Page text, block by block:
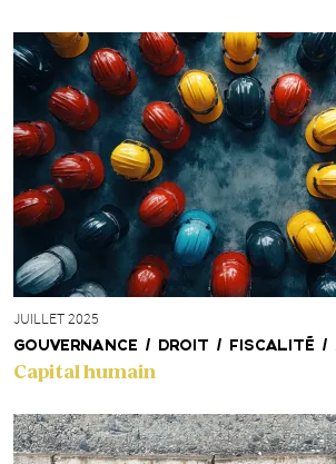
JUILLET 2025
GOUVERNANCE / DROIT / FISCALITÉ /
Capital humain